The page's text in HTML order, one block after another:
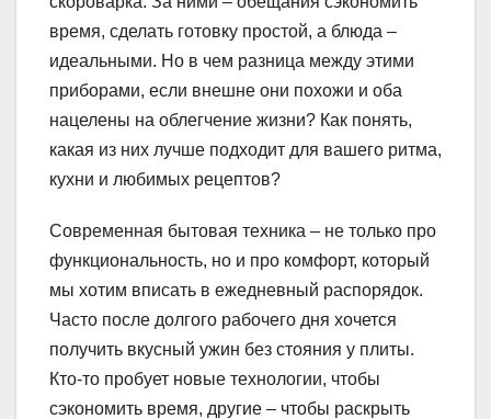
время, сделать готовку простой, а блюда –
идеальными. Но в чем разница между этими
приборами, если внешне они похожи и оба
нацелены на облегчение жизни? Как понять,
какая из них лучше подходит для вашего ритма,
кухни и любимых рецептов?
Современная бытовая техника – не только про
функциональность, но и про комфорт, который
мы хотим вписать в ежедневный распорядок.
Часто после долгого рабочего дня хочется
получить вкусный ужин без стояния у плиты.
Кто-то пробует новые технологии, чтобы
сэкономить время, другие – чтобы раскрыть